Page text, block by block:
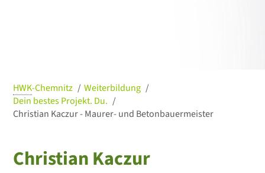
HWK-Chemnitz
Weiterbildung
Dein bestes Projekt. Du.
Christian Kaczur - Maurer- und Betonbauermeister
Christian Kaczur